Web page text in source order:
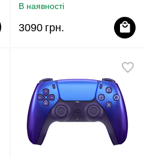
В наявності
3090 грн.